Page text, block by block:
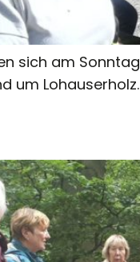
sich am
um